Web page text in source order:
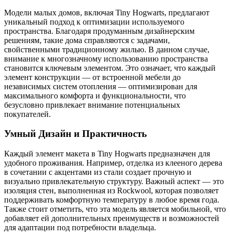
Модели малых домов, включая Tiny Hogwarts, предлагают
уникальный подход к оптимизации используемого
пространства. Благодаря продуманным дизайнерским
решениям, такие дома справляются с задачами,
свойственными традиционному жилью. В данном случае,
внимание к многозначному использованию пространства
становится ключевым элементом. Это означает, что каждый
элемент конструкции — от встроенной мебели до
независимых систем отопления — оптимизирован для
максимального комфорта и функциональности, что
безусловно привлекает внимание потенциальных
покупателей.
Умный Дизайн и Практичность
Каждый элемент макета в Tiny Hogwarts предназначен для
удобного проживания. Например, отделка из клееного дерева
в сочетании с акцентами из стали создает прочную и
визуально привлекательную структуру. Важный аспект — это
изоляция стен, выполненная из Rockwool, которая позволяет
поддерживать комфортную температуру в любое время года.
Также стоит отметить, что эта модель является мобильной, что
добавляет ей дополнительных преимуществ и возможностей
для адаптации под потребности владельца.